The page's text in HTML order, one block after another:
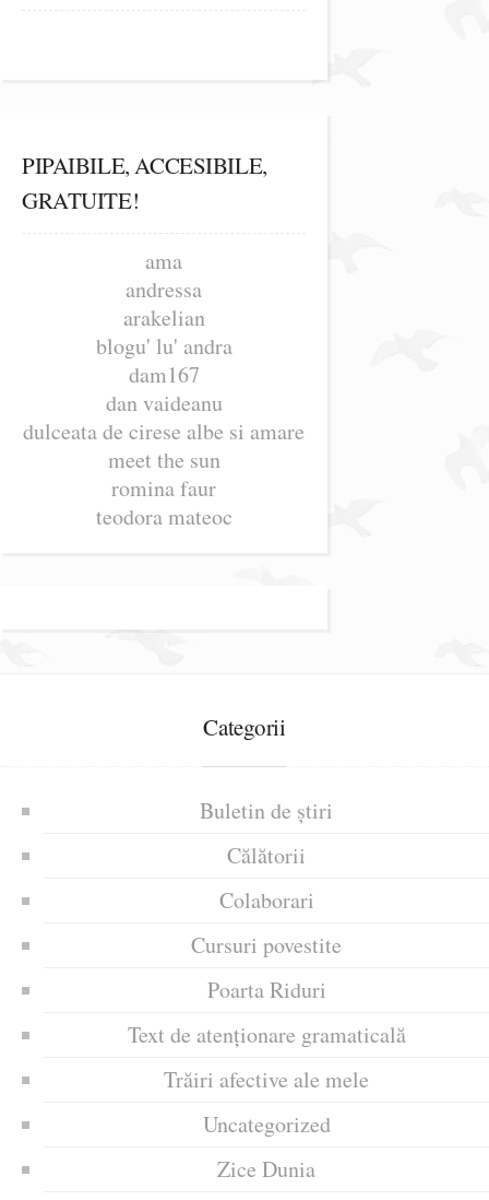
PIPAIBILE, ACCESIBILE,
GRATUITE!
ama
andressa
arakelian
blogu' lu' andra
dam167
dan vaideanu
dulceata de cirese albe si amare
meet the sun
romina faur
teodora mateoc
Categorii
Buletin de știri
Călătorii
Colaborari
Cursuri povestite
Poarta Riduri
Text de atenționare gramaticală
Trăiri afective ale mele
Uncategorized
Zice Dunia